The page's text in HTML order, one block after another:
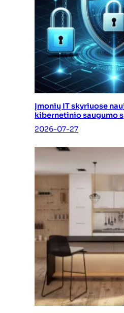
Įmonių IT skyriuose
kibernetinio saugumo
2026-07-27